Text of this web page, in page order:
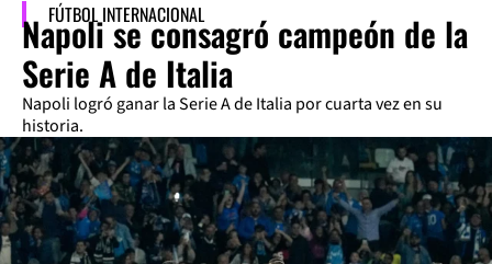
FÚTBOL INTERNACIONAL
Napoli se consagró campeón de la
Serie A de Italia
Napoli logró ganar la Serie A de Italia por cuarta vez en su
historia.